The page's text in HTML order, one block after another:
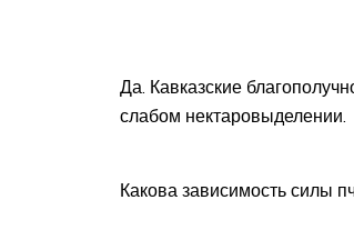
Да. Кавказские
слабом нектаровыделении.
Какова зависимость силы